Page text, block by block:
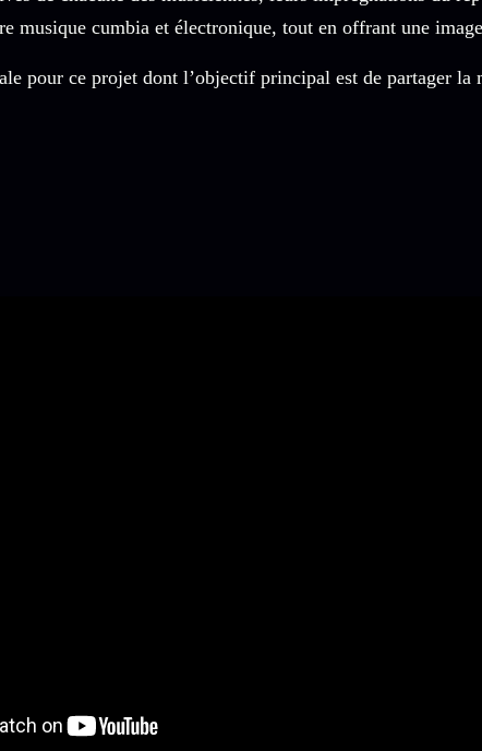
musique cumbia et électronique, tout en offrant une
pour ce projet dont l’objectif principal est de partager la